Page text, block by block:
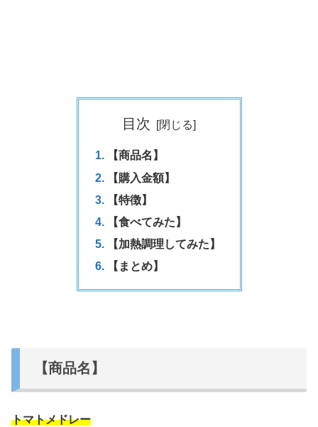
目次
【商品名】
【購入金額】
【特徴】
【食べてみた】
【加熱調理してみた】
【まとめ】
【商品名】
トマトメドレー